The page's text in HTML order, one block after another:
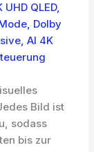
QLED,
Dolby
AI 4K
Bild ist
sodass
bis zur